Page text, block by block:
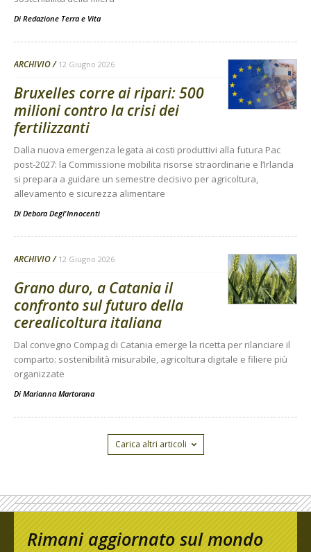
Di Redazione Terra e Vita
ARCHIVIO 12 Giugno 2026
Bruxelles corre ai ripari: 500
milioni contro la crisi dei
fertilizzanti
Dalla nuova emergenza legata ai costi produttivi alla futura Pac
post-2027: la Commissione mobilita risorse straordinarie e l’Irlanda
si prepara a guidare un semestre decisivo per agricoltura,
allevamento e sicurezza alimentare
Di Debora Degl'Innocenti
ARCHIVIO 12 Giugno 2026
Grano duro, a Catania il
confronto sul futuro della
cerealicoltura italiana
Dal convegno Compag di Catania emerge la ricetta per rilanciare il
comparto: sostenibilità misurabile, agricoltura digitale e filiere più
organizzate
Di Marianna Martorana
Carica altri articoli
Rimani aggiornato sul mondo